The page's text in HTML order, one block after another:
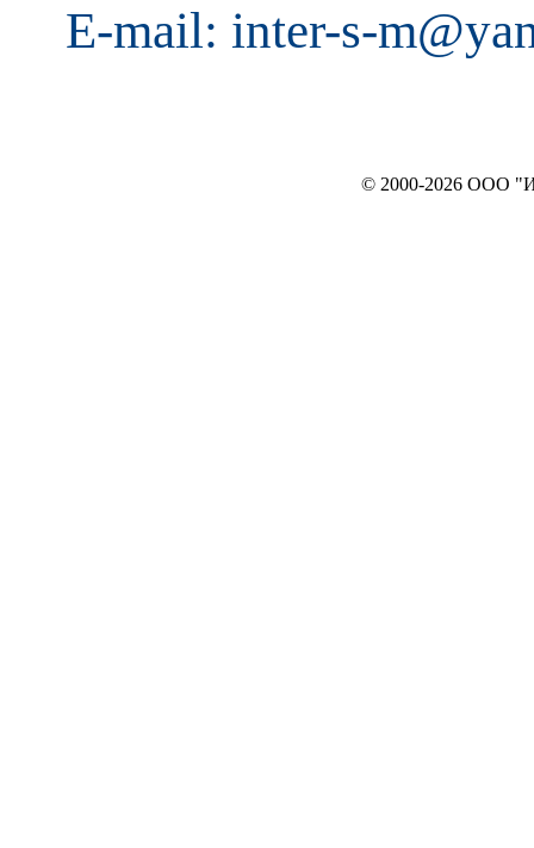
E-mail: inter-s-
© 2000-2026 ООО "ИНТЕРЬЕР`c"